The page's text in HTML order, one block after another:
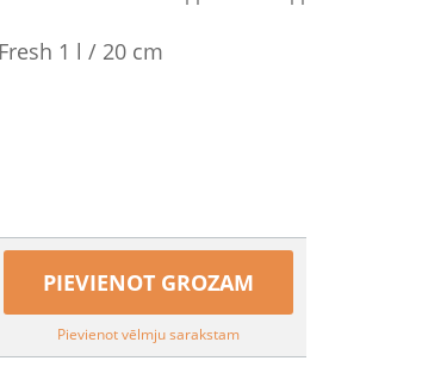
1 l / 20 cm
PIEVIENOT GROZAM
Pievienot vēlmju sarakstam